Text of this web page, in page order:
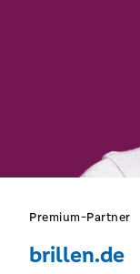
Premium-Partner
brillen.de